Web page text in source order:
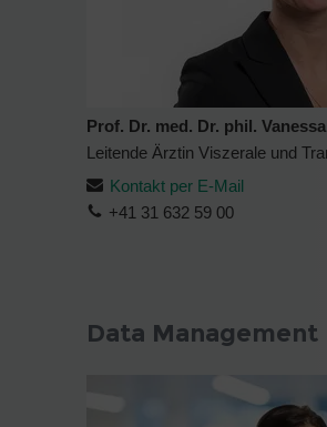
Prof. Dr. med. Dr. phil.
Leitende Ärztin Viszerale und
Kontakt per E-Mail
+41 31 632 59 00
Data Management